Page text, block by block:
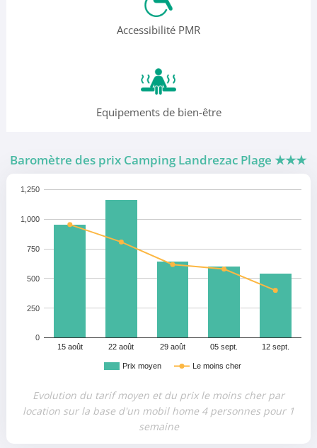
Accessibilité PMR
Equipements de bien-être
Baromètre des prix Camping Landrezac Plage ★★★
Prix moyen Le moins cher
15 août 22 août 29 août 05 sept. 12 sept.
0
250
500
750
1,000
1,250
Evolution du tarif moyen et du prix le moins cher par
location sur la base d'un mobil home 4 personnes pour 1
semaine